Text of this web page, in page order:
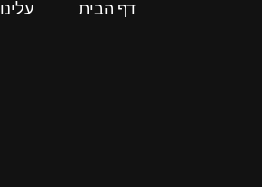
דף הבית עלינו